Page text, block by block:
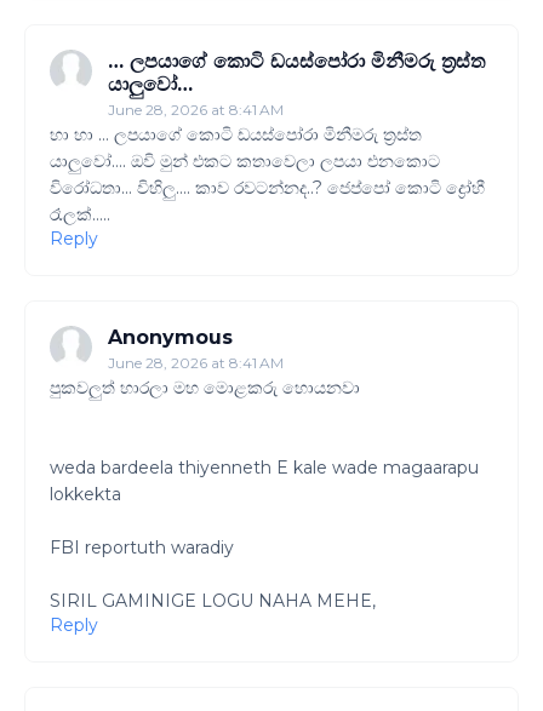
… ලපයාගේ කොටි ඩයස්පෝරා මිනීමරු ත්‍රස්ත
යාලුවෝ…
June 28, 2026 at 8:41 AM
හා හා … ලපයාගේ කොටි ඩයස්පෝරා මිනීමරු ත්‍රස්ත
යාලුවෝ…. ඔවි මුන් එකට කතාවෙලා ලපයා එනකොට
විරෝධතා… විහිලු…. කාව රවටන්නද..? ජෙප්පෝ කොටි ද්‍රෝහී
රෑලක්…..
Reply
Anonymous
June 28, 2026 at 8:41 AM
පුකවලුත් හාරලා මහ මොළකරු හොයනවා
weda bardeela thiyenneth E kale wade magaarapu
lokkekta
FBI reportuth waradiy
SIRIL GAMINIGE LOGU NAHA MEHE,
Reply